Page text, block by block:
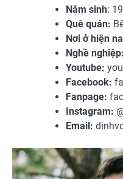
Năm sinh:
Quê quán:
Nơi ở hiện
Nghề nghiệp:
Youtube:
Facebook:
Fanpage:
Instagram:
Email: